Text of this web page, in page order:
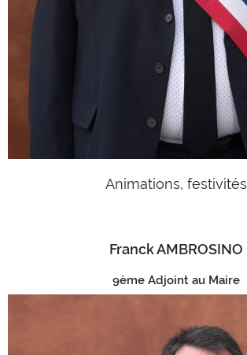
Animations, festivités
Franck AMBROSINO
9ème Adjoint au Maire